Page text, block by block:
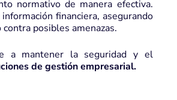
normativo de manera efectiva.
financiera, asegurando
posibles amenazas.
a mantener la seguridad y el
de gestión empresarial.